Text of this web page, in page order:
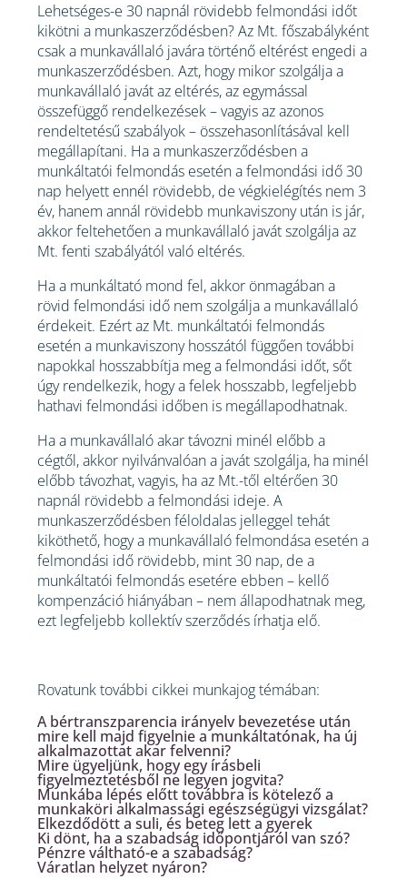
Lehetséges-e 30 napnál rövidebb felmondási időt
kikötni a munkaszerződésben? Az Mt. főszabályként
csak a munkavállaló javára történő eltérést engedi a
munkaszerződésben. Azt, hogy mikor szolgálja a
munkavállaló javát az eltérés, az egymással
összefüggő rendelkezések – vagyis az azonos
rendeltetésű szabályok – összehasonlításával kell
megállapítani. Ha a munkaszerződésben a
munkáltatói felmondás esetén a felmondási idő 30
nap helyett ennél rövidebb, de végkielégítés nem 3
év, hanem annál rövidebb munkaviszony után is jár,
akkor feltehetően a munkavállaló javát szolgálja az
Mt. fenti szabályától való eltérés.
Ha a munkáltató mond fel, akkor önmagában a
rövid felmondási idő nem szolgálja a munkavállaló
érdekeit. Ezért az Mt. munkáltatói felmondás
esetén a munkaviszony hosszától függően további
napokkal hosszabbítja meg a felmondási időt, sőt
úgy rendelkezik, hogy a felek hosszabb, legfeljebb
hathavi felmondási időben is megállapodhatnak.
Ha a munkavállaló akar távozni minél előbb a
cégtől, akkor nyilvánvalóan a javát szolgálja, ha minél
előbb távozhat, vagyis, ha az Mt.-től eltérően 30
napnál rövidebb a felmondási ideje. A
munkaszerződésben féloldalas jelleggel tehát
kiköthető, hogy a munkavállaló felmondása esetén a
felmondási idő rövidebb, mint 30 nap, de a
munkáltatói felmondás esetére ebben – kellő
kompenzáció hiányában – nem állapodhatnak meg,
ezt legfeljebb kollektív szerződés írhatja elő.
Rovatunk további cikkei munkajog témában:
A bértranszparencia irányelv bevezetése után
mire kell majd figyelnie a munkáltatónak, ha új
alkalmazottat akar felvenni?
Mire ügyeljünk, hogy egy írásbeli
figyelmeztetésből ne legyen jogvita?
Munkába lépés előtt továbbra is kötelező a
munkaköri alkalmassági egészségügyi vizsgálat?
Elkezdődött a suli, és beteg lett a gyerek
Ki dönt, ha a szabadság időpontjáról van szó?
Pénzre váltható-e a szabadság?
Váratlan helyzet nyáron?